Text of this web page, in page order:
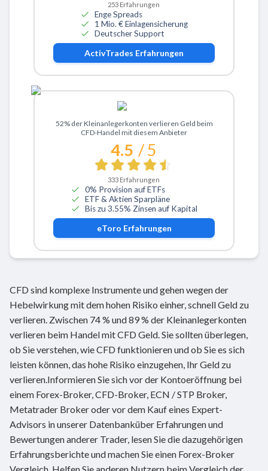
253 Erfahrungen
Enge Spreads
1 Mio. € Einlagensicherung
Deutscher Support
ActivTrades Erfahrungen
Zu eToro
52% der Kleinanlegerkonten verlieren Geld beim
CFD-Handel mit diesem Anbieter
4.5 / 5
333 Erfahrungen
0% Provision auf ETFs
ETF & Aktien Sparpläne
Bis zu 3.55% Zinsen auf Kapital
eToro Erfahrungen
CFD sind komplexe Instrumente und gehen wegen der
Hebelwirkung mit dem hohen Risiko einher, schnell Geld zu
verlieren. Zwischen 74 % und 89 % der Kleinanlegerkonten
verlieren beim Handel mit CFD Geld. Sie sollten überlegen,
ob Sie verstehen, wie CFD funktionieren und ob Sie es sich
leisten können, das hohe Risiko einzugehen, Ihr Geld zu
verlieren.Informieren Sie sich vor der Kontoeröffnung bei
einem Forex-Broker, CFD-Broker, ECN / STP Broker,
Metatrader Broker oder vor dem Kauf eines Expert-
Advisors in unserer Datenbanküber Erfahrungen und
Bewertungen anderer Trader, lesen Sie die dazugehörigen
Erfahrungsberichte und machen Sie einen Forex-Broker